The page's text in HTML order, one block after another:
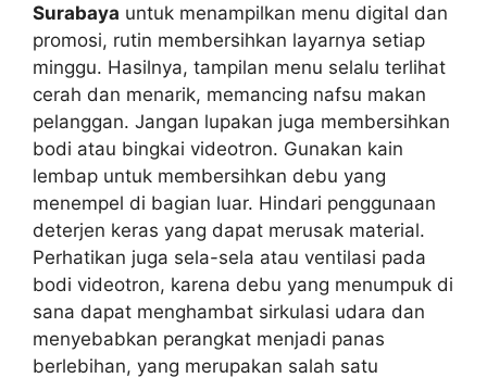
Surabaya untuk menampilkan menu digital dan
promosi, rutin membersihkan layarnya setiap
minggu. Hasilnya, tampilan menu selalu terlihat
cerah dan menarik, memancing nafsu makan
pelanggan. Jangan lupakan juga membersihkan
bodi atau bingkai videotron. Gunakan kain
lembap untuk membersihkan debu yang
menempel di bagian luar. Hindari penggunaan
deterjen keras yang dapat merusak material.
Perhatikan juga sela-sela atau ventilasi pada
bodi videotron, karena debu yang menumpuk di
sana dapat menghambat sirkulasi udara dan
menyebabkan perangkat menjadi panas
berlebihan, yang merupakan salah satu